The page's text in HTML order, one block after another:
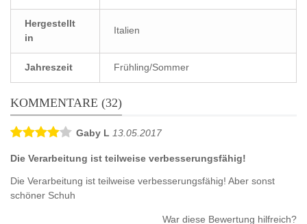
Hergestellt
in
Italien
Jahreszeit Frühling/Sommer
KOMMENTARE (32)
Gaby L 13.05.2017
Die Verarbeitung ist teilweise verbesserungsfähig!
Die Verarbeitung ist teilweise verbesserungsfähig! Aber sonst
schöner Schuh
War diese Bewertung hilfreich?